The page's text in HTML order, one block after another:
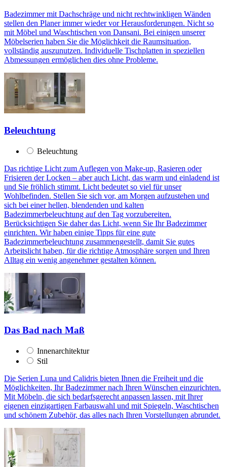
Badezimmer mit Dachschräge und nicht rechtwinkligen Wänden
stellen den Planer immer wieder vor Herausforderungen. Nicht so
mit Möbel und Waschtischen von Dansani. Bei einigen unserer
Möbelserien haben Sie die Möglichkeit die Raumsituation,
vollständig auszunutzen. Individuelle Tischplatten in speziellen
Abmessungen ermöglichen dies ohne Probleme.
Beleuchtung
Beleuchtung
Das richtige Licht zum Auflegen von Make-up, Rasieren oder
Frisieren der Locken – aber auch Licht, das warm und einladend ist
und Sie fröhlich stimmt. Licht bedeutet so viel für unser
Wohlbefinden. Stellen Sie sich vor, am Morgen aufzustehen und
sich bei einer hellen, blendenden und kalten
Badezimmerbeleuchtung auf den Tag vorzubereiten.
Berücksichtigen Sie daher das Licht, wenn Sie Ihr Badezimmer
einrichten. Wir haben einige Tipps für eine gute
Badezimmerbeleuchtung zusammengestellt, damit Sie gutes
Arbeitslicht haben, für die richtige Atmosphäre sorgen und Ihren
Alltag ein wenig angenehmer gestalten können.
Das Bad nach Maß
Innenarchitektur
Stil
Die Serien Luna und Calidris bieten Ihnen die Freiheit und die
Möglichkeiten, Ihr Badezimmer nach Ihren Wünschen einzurichten.
Mit Möbeln, die sich bedarfsgerecht anpassen lassen, mit Ihrer
eigenen einzigartigen Farbauswahl und mit Spiegeln, Waschtischen
und schönem Zubehör, das alles nach Ihren Vorstellungen abrundet.